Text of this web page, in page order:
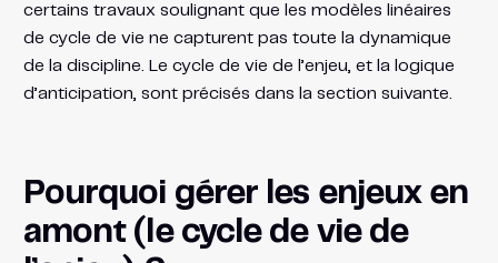
certains travaux soulignant que les modèles linéaires
de cycle de vie ne capturent pas toute la dynamique
de la discipline. Le cycle de vie de l’enjeu, et la logique
d’anticipation, sont précisés dans la section suivante.
Pourquoi gérer les enjeux en
amont (le cycle de vie de